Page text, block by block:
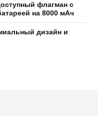
флагман с
на 8000 мАч
дизайн и